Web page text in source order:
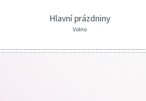
Hlavní prázdniny
Volno